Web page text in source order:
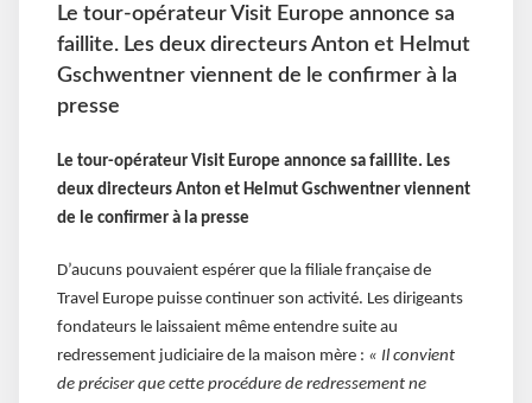
Le tour-opérateur Visit Europe annonce sa
faillite. Les deux directeurs Anton et Helmut
Gschwentner viennent de le confirmer à la
presse
Le tour-opérateur Visit Europe annonce sa faillite. Les
deux directeurs Anton et Helmut Gschwentner viennent
de le confirmer à la presse
D’aucuns pouvaient espérer que la filiale française de
Travel Europe puisse continuer son activité. Les dirigeants
fondateurs le laissaient même entendre suite au
redressement judiciaire de la maison mère : « Il convient
de préciser que cette procédure de redressement ne